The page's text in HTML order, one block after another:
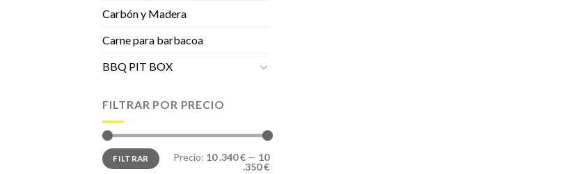
Carbón y Madera
Carne para barbacoa
BBQ PIT BOX
FILTRAR POR PRECIO
Precio
mínimo
Precio
máximo
FILTRAR Precio: 10 .340 € — 10
.350 €